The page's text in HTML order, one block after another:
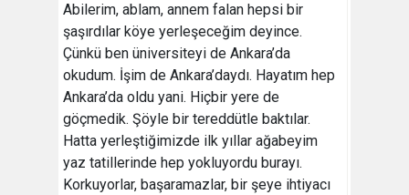
Abilerim, ablam, annem falan hepsi bir
şaşırdılar köye yerleşeceğim deyince.
Çünkü ben üniversiteyi de Ankara’da
okudum. İşim de Ankara’daydı. Hayatım hep
Ankara’da oldu yani. Hiçbir yere de
göçmedik. Şöyle bir tereddütle baktılar.
Hatta yerleştiğimizde ilk yıllar ağabeyim
yaz tatillerinde hep yokluyordu burayı.
Korkuyorlar, başaramazlar, bir şeye ihtiyacı